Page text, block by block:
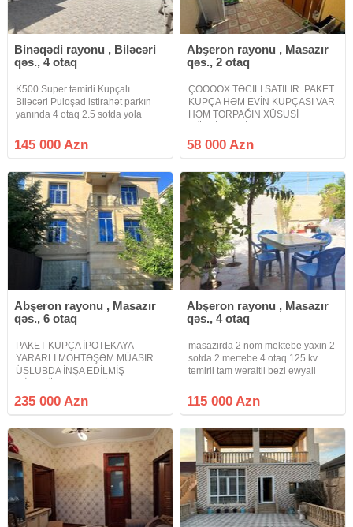
Binəqədi rayonu , Biləcəri
qəs., 4 otaq
K500 Super təmirli Kupçalı
Biləcəri Puloşad istirahət parkın
yanında 4 otaq 2.5 sotda yola
razılaşmaq olar isdənlən vaxt
baxmaq olar ciraq əmlak kanalına
145 000 Azn
Abşeron rayonu , Masazır
qəs., 2 otaq
ÇOOOOX TƏCİLİ SATILIR. PAKET
KUPÇA HƏM EVİN KUPÇASI VAR
HƏM TORPAĞIN XÜSUSİ
YARARLI. Masazır qəsəbəsi 6
nömrəli məktəbin yaxınlığında
2 otaqlı ev mətbəx hamam
58 000 Azn
Abşeron rayonu , Masazır
qəs., 6 otaq
PAKET KUPÇA İPOTEKAYA
YARARLI MÖHTƏŞƏM MÜASİR
ÜSLUBDA İNŞA EDİLMİŞ
Gənclər Şəhərciyinin arxasında
möhtəşəm müasir üslubda inşa
evi satılır 6 otaqlı ev mətbəx
235 000 Azn
Abşeron rayonu , Masazır
qəs., 4 otaq
masazirda 2 nom mektebe yaxin 2
sotda 2 mertebe 4 otaq 125 kv
temirli tam weraitli bezi ewyali
kupca
115 000 Azn